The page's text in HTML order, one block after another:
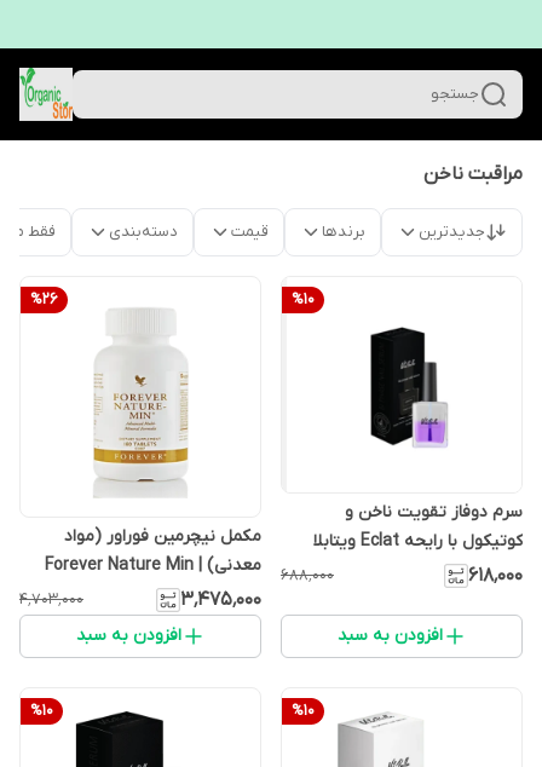
جستجو
مراقبت ناخن
جدیدترین برندها قیمت دسته‌بندی فقط
%10
سرم دوفاز تقویت ناخن و
کوتیکول با رایحه Eclat ویتابلا
۶۱۸٬۰۰۰ ۶۸۸٬۰۰۰
افزودن به سبد
%26
مکمل نیچرمین فوراور (مواد
معدنی) | Forever Nature Min
۳٬۴۷۵٬۰۰۰ ۴٬۷۰۳٬۰۰۰
افزودن به سبد
%10
%10